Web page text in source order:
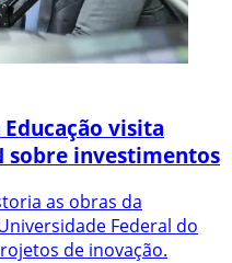
visita
sobre investimentos
as obras da
Federal do
de inovação.